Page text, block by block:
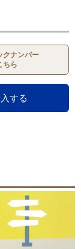
クナンバー
ちら
する